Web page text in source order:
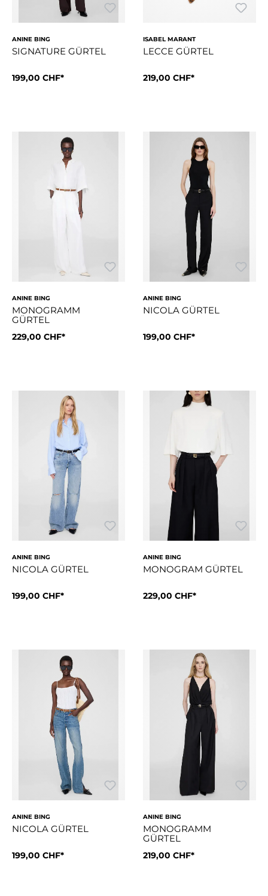
ANINE BING
SIGNATURE GÜRTEL
Grösse: XS/S
199,00 CHF*
ISABEL MARANT
LECCE GÜRTEL
Grösse: S
verstellbarer
219,00 CHF*
ANINE BING
MONOGRAMM
GÜRTEL
Grösse:XS/S
Der Monogram-Gürtel ist ein zeitloses Accessoire aus
229,00 CHF*
ANINE BING
NICOLA GÜRTEL
Grösse: M/L
Der Nicola-Gürtel ist aus
199,00 CHF*
ANINE BING
NICOLA GÜRTEL
Grösse: M/L
Der alltägliche Nicola-Gürtel ist aus 100 % Lackleder mit
199,00 CHF*
ANINE BING
MONOGRAM GÜRTEL
Grösse:XS/S
Ein zeitloser Gürtel aus
229,00 CHF*
ANINE BING
NICOLA GÜRTEL
Grösse: XS/S
199,00 CHF*
ANINE BING
MONOGRAMM
GÜRTEL
Grösse: M/L
Ein zeitloser Gürtel aus 100
219,00 CHF*